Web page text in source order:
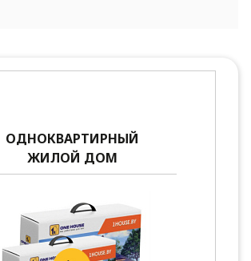
ОДНОКВАРТИРНЫЙ
ЖИЛОЙ ДОМ